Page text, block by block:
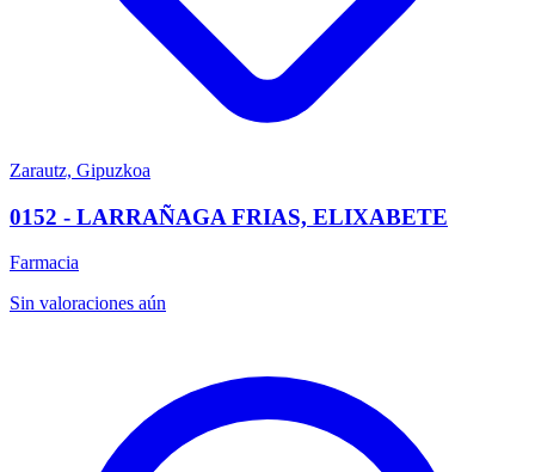
Zarautz, Gipuzkoa
0152 - LARRAÑAGA FRIAS, ELIXABETE
Farmacia
Sin valoraciones aún